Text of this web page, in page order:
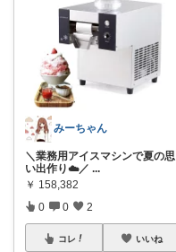
みーちゃん
＼業務用アイスマシンで夏の思
い出作り☁️／ ...
￥ 158,382
0 0 2
コレ いいね